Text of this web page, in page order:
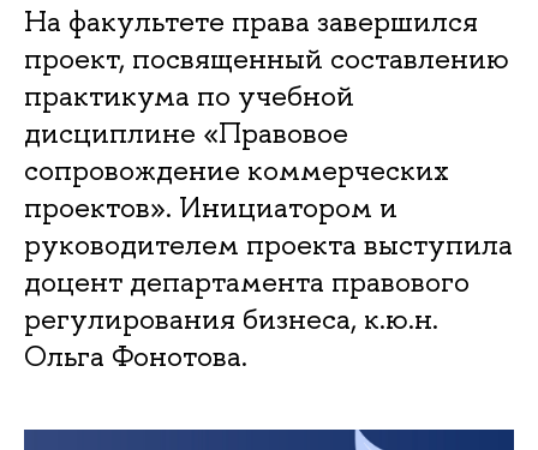
На факультете права завершился
проект, посвященный составлению
практикума по учебной
дисциплине «Правовое
сопровождение коммерческих
проектов». Инициатором и
руководителем проекта выступила
доцент департамента правового
регулирования бизнеса, к.ю.н.
Ольга Фонотова.